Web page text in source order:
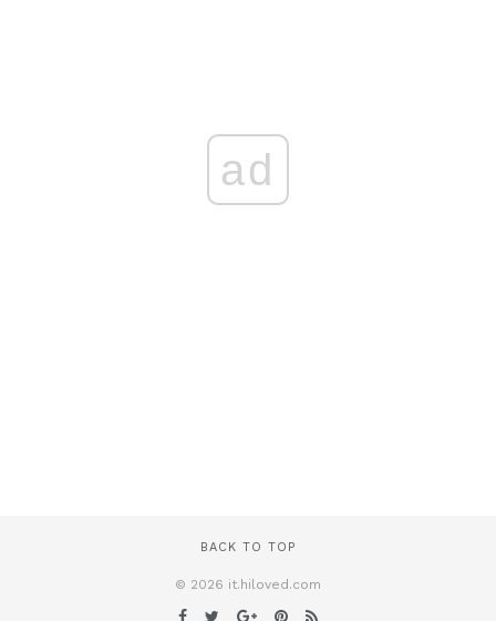
ad
BACK TO TOP
© 2026 it.hiloved.com